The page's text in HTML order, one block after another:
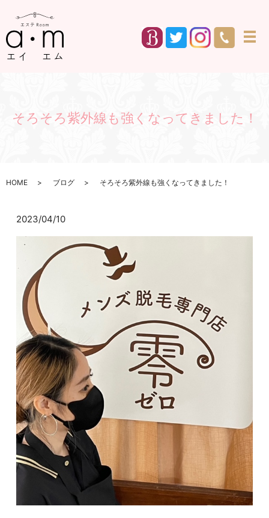
メ
そろそろ紫外線も強くなってきました！
HOME ブログ そろそろ紫外線も強くなってきました！
2023/04/10